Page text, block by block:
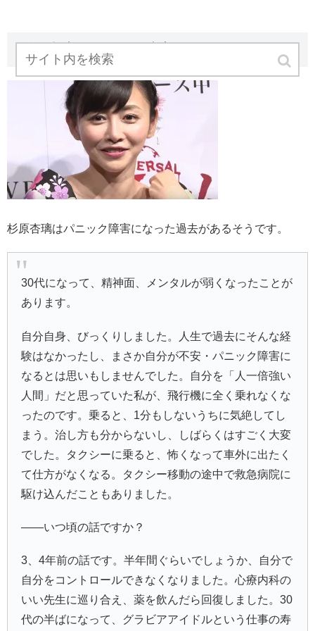
杉原杏璃 パニック障害
杉原杏璃はパニック障害になった過去があるそうです。
30代になって、精神面、メンタルが弱くなったことが
あります。
自分自身、びっくりしました。人生で過去にそんな経
験はなかったし、まさか自分が不安・パニック障害に
なるとは思いもしませんでした。自分を「人一倍強い
人間」だと思っていた私が、飛行機に全く乗れなくな
ったのです。乗ると、1分もしないうちに気絶してし
まう。治し方も分からないし、しばらくはすごく大変
でした。タクシーに乗ると、怖くなって車外に出たく
て仕方がなくなる。タクシー移動の途中で救急病院に
駆け込んだこともありました。
――いつ頃の話ですか？
3、4年前の話です。半年間ぐらいでしょうか、自分で
自分をコントロールできなくなりました。心療内科の
いい先生に巡り合え、薬を飲んだら回復しました。30
代の半ばになって、グラビアアイドルという仕事の寿